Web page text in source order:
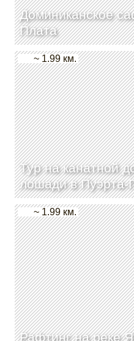
Доминиканское
Плата
Тур на канатной
лошади в Пуэрта-
~ 1.99 км.
Рафтинг на реке
~ 1.99 км.